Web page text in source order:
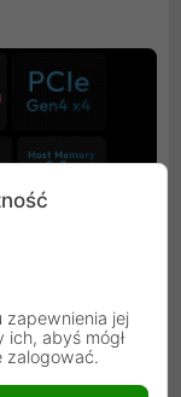
zapewnienia jej
ich, abyś mógł
zalogować.